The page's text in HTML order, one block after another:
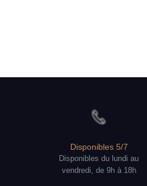
Disponibles 5/7
Disponibles du lundi au
vendredi, de 9h à 18h